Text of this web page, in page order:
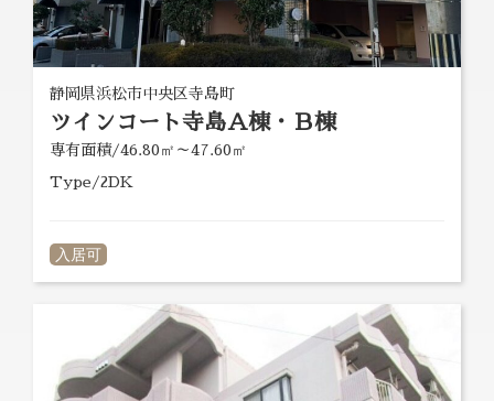
静岡県浜松市中央区寺島町
ツインコート寺島Ａ棟・Ｂ棟
専有面積/46.80㎡～47.60㎡
Type/2DK
入居可